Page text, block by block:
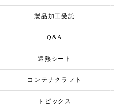
製品加工受託
Q&A
遮熱シート
コンテナクラフト
トピックス